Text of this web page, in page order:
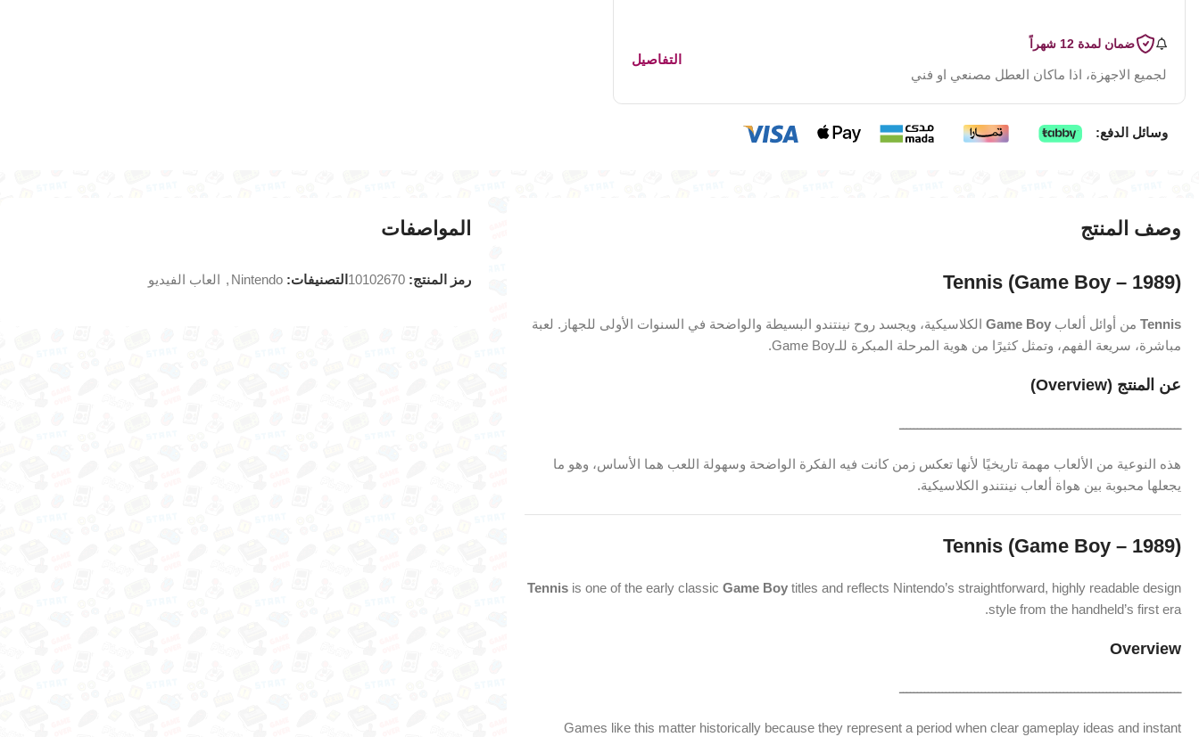
ضمان لمدة 12 شهراً
لجميع الاجهزة، اذا ماكان العطل مصنعي او فني
التفاصيل
وسائل الدفع:
وصف المنتج
Tennis (Game Boy – 1989)
Tennis من أوائل ألعاب Game Boy الكلاسيكية، ويجسد روح نينتندو البسيطة والواضحة في السنوات الأولى للجهاز. لعبة
مباشرة، سريعة الفهم، وتمثل كثيرًا من هوية المرحلة المبكرة للـGame Boy.
عن المنتج (Overview)
ـــــــــــــــــــــــــــــــــــــــــــــــــــــــــــــــــــــــــــــــ
هذه النوعية من الألعاب مهمة تاريخيًا لأنها تعكس زمن كانت فيه الفكرة الواضحة وسهولة اللعب هما الأساس، وهو ما
يجعلها محبوبة بين هواة ألعاب نينتندو الكلاسيكية.
Tennis (Game Boy – 1989)
Tennis is one of the early classic Game Boy titles and reflects Nintendo’s straightforward, highly readable design
style from the handheld’s first era.
Overview
ـــــــــــــــــــــــــــــــــــــــــــــــــــــــــــــــــــــــــــــــ
Games like this matter historically because they represent a period when clear gameplay ideas and instant
المواصفات
رمز المنتج: 10102670 التصنيفات: Nintendo
, العاب الفيديو